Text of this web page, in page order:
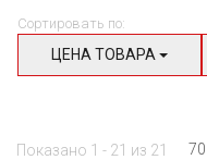
Сортировать по:
ЦЕНА ТОВАРА
Показано 1 - 21 из 21